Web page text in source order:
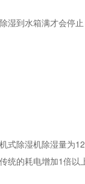
到水箱满才会停止
除湿机除湿量为
统的耗电增加1倍